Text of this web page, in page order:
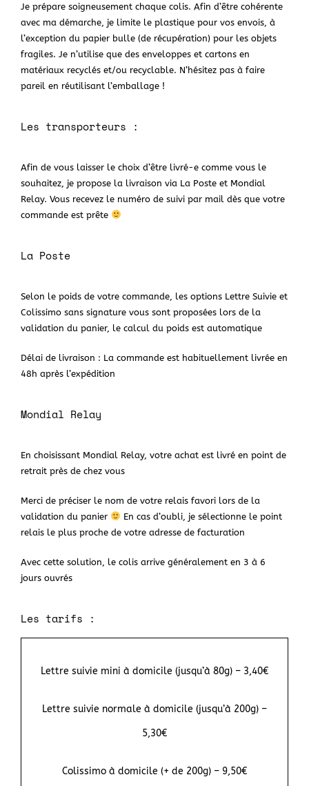
Je prépare soigneusement chaque colis. Afin d’être cohérente
avec ma démarche, je limite le plastique pour vos envois, à
l’exception du papier bulle (de récupération) pour les objets
fragiles. Je n’utilise que des enveloppes et cartons en
matériaux recyclés et/ou recyclable. N’hésitez pas à faire
pareil en réutilisant l’emballage !
Les transporteurs :
Afin de vous laisser le choix d’être livré-e comme vous le
souhaitez, je propose la livraison via La Poste et Mondial
Relay. Vous recevez le numéro de suivi par mail dès que votre
commande est prête
La Poste
Selon le poids de votre commande, les options Lettre Suivie et
Colissimo sans signature vous sont proposées lors de la
validation du panier, le calcul du poids est automatique
Délai de livraison : La commande est habituellement livrée en
48h après l’expédition
Mondial Relay
En choisissant Mondial Relay, votre achat est livré en point de
retrait près de chez vous
Merci de préciser le nom de votre relais favori lors de la
validation du panier
En cas d’oubli, je sélectionne le point
relais le plus proche de votre adresse de facturation
Avec cette solution, le colis arrive généralement en 3 à 6
jours ouvrés
Les tarifs :
Lettre suivie mini à domicile (jusqu’à 80g) – 3,40€
Lettre suivie normale à domicile (jusqu’à 200g) –
5,30€
Colissimo à domicile (+ de 200g) – 9,50€